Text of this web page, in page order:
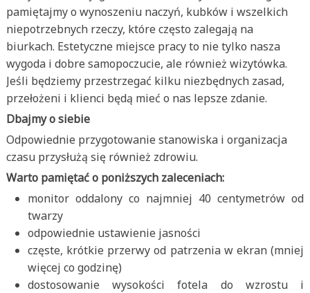
pamiętajmy o wynoszeniu naczyń, kubków i wszelkich
niepotrzebnych rzeczy, które często zalegają na
biurkach. Estetyczne miejsce pracy to nie tylko nasza
wygoda i dobre samopoczucie, ale również wizytówka.
Jeśli będziemy przestrzegać kilku niezbędnych zasad,
przełożeni i klienci będą mieć o nas lepsze zdanie.
Dbajmy o siebie
Odpowiednie przygotowanie stanowiska i organizacja
czasu przysłużą się również zdrowiu.
Warto pamiętać o poniższych zaleceniach:
monitor oddalony co najmniej 40 centymetrów od
twarzy
odpowiednie ustawienie jasności
częste, krótkie przerwy od patrzenia w ekran (mniej
więcej co godzinę)
dostosowanie wysokości fotela do wzrostu i